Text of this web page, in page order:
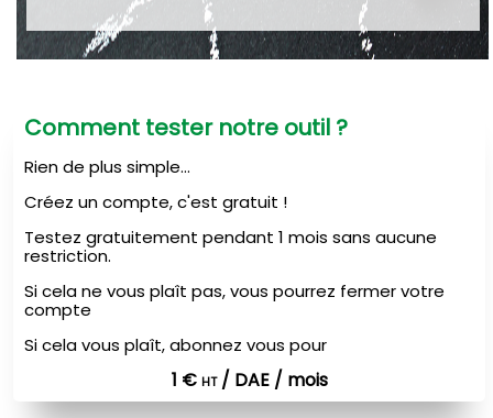
Comment tester notre outil ?
Rien de plus simple...
Créez un compte, c'est gratuit !
Testez gratuitement pendant 1 mois sans aucune
restriction.
Si cela ne vous plaît pas, vous pourrez fermer votre
compte
Si cela vous plaît, abonnez vous pour
1 € HT/ DAE / mois